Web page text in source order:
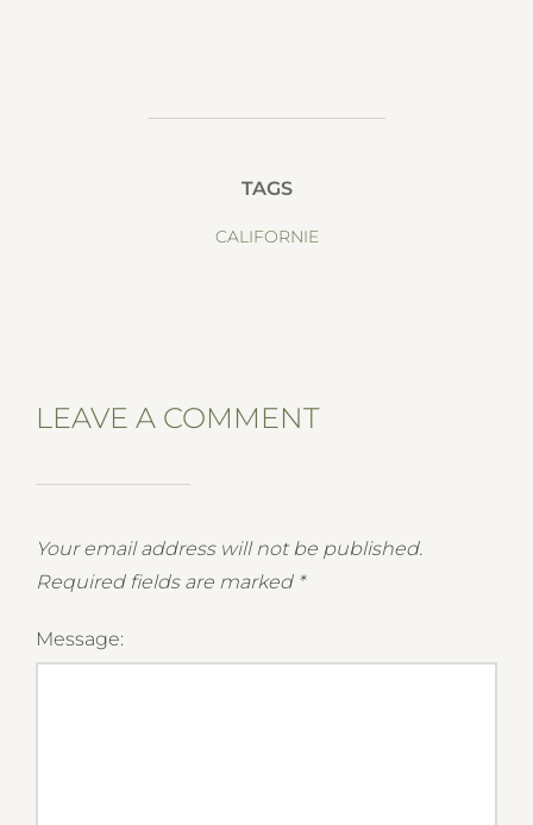
TAGS
CALIFORNIE
LEAVE A COMMENT
Your email address will not be published.
Required fields are marked *
Message: